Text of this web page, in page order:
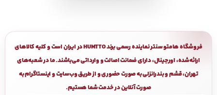
فروشگاه هامتو سنتر نماینده رسمی برند HUMTTO در ایران است و کلیه کالاهای
ارائه‌شده، اورجینال، دارای ضمانت اصالت و وارداتی می‌باشند. ما در شعبه‌های
تهران، قشم و بندرانزلی به صورت حضوری و از طریق وب‌سایت و اینستاگرام به
صورت آنلاین در خدمت شما هستیم.